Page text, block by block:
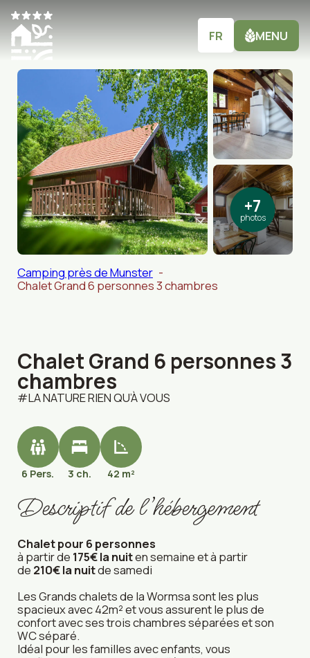
au
contenu
FR MENU
+7
photos
Camping près de Munster
Chalet Grand 6 personnes 3 chambres
Chalet Grand 6 personnes 3
chambres
LA NATURE RIEN QU’À VOUS
6 Pers. 3 ch. 42 m²
Descriptif de l’hébergement
Chalet pour 6 personnes
à partir de 175€ la nuiten semaine et à partir
de 210€la nuitde samedi
Les Grands chalets de la Wormsa sont les plus
spacieux avec 42m² et vous assurent le plus de
confort avec ses trois chambres séparées et son
WC séparé.
Idéal pour les familles avec enfants, vous